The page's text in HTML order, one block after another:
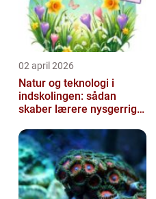
02 april 2026
Natur og teknologi i
indskolingen: sådan
skaber lærere nysgerrige